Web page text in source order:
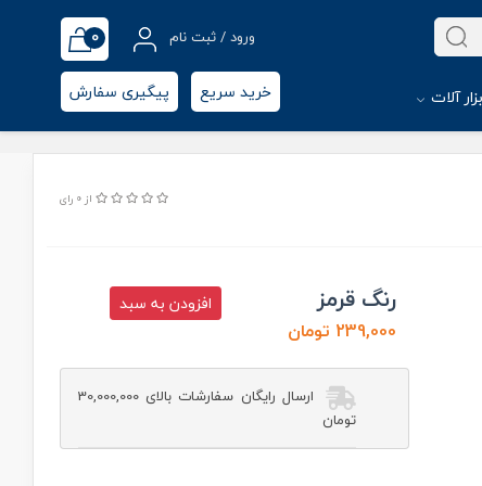
ورود / ثبت نام 0
آلات خرید سریع پیگیری سفارش
از 0 رای
رنگ قرمز
239,000 تومان
افزودن به سبد
ارسال رایگان سفارشات بالای 30,000,000
تومان